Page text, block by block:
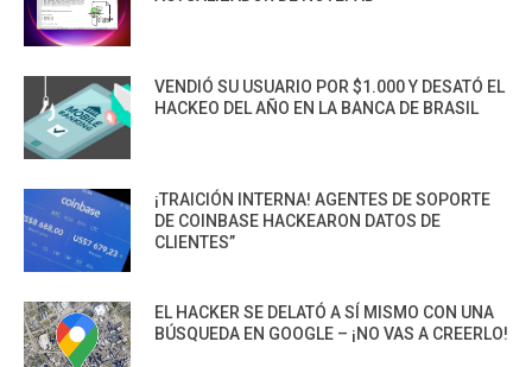
VENDIÓ SU USUARIO POR $1.000 Y DESATÓ EL
HACKEO DEL AÑO EN LA BANCA DE BRASIL
¡TRAICIÓN INTERNA! AGENTES DE SOPORTE
DE COINBASE HACKEARON DATOS DE
CLIENTES”
EL HACKER SE DELATÓ A SÍ MISMO CON UNA
BÚSQUEDA EN GOOGLE – ¡NO VAS A CREERLO!